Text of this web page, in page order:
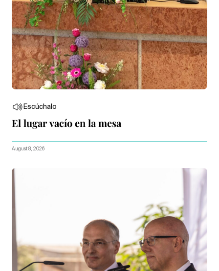
Escúchalo
El lugar vacío en la mesa
August 8, 2026